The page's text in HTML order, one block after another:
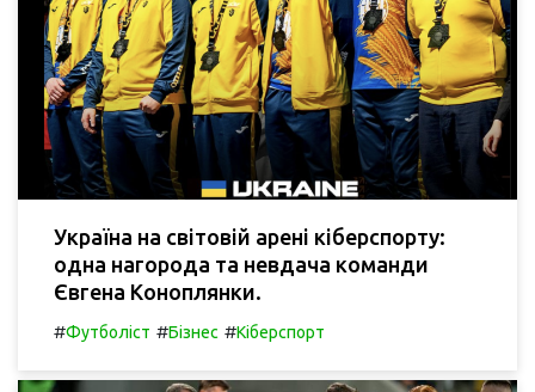
Україна на світовій арені кіберспорту:
одна нагорода та невдача команди
Євгена Коноплянки.
#Футболіст #Бізнес #Кіберспорт